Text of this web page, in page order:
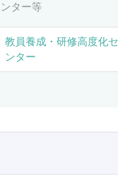
ター等
教員養成・研修高度化セ
ンター